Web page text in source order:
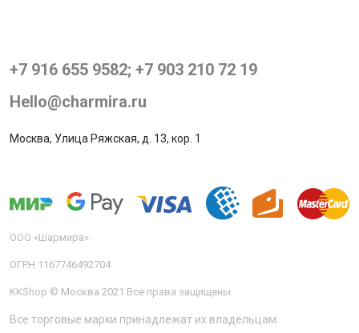
+7 916 655 9582; +7 903 210 72 19
Hello@charmira.ru
Москва, Улица Ряжская, д. 13, кор. 1
ООО «Шармира»
ОГРН 1167746492704
KKShop © Москва 2021 Все права защищены.
Все торговые марки принадлежат их владельцам.